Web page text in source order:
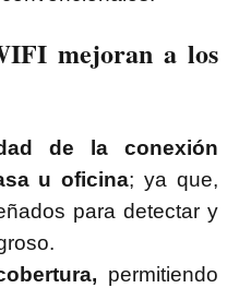
mejoran a los
de la conexión
u oficina; ya que,
para detectar y
permitiendo